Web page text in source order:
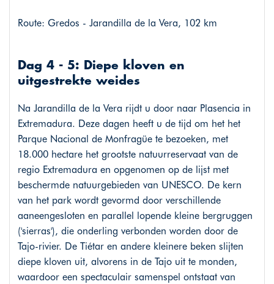
Route: Gredos - Jarandilla de la Vera, 102 km
Dag 4 - 5: Diepe kloven en
uitgestrekte weides
Na Jarandilla de la Vera rijdt u door naar Plasencia in
Extremadura. Deze dagen heeft u de tijd om het het
Parque Nacional de Monfragüe te bezoeken, met
18.000 hectare het grootste natuurreservaat van de
regio Extremadura en opgenomen op de lijst met
beschermde natuurgebieden van UNESCO. De kern
van het park wordt gevormd door verschillende
aaneengesloten en parallel lopende kleine bergruggen
('sierras'), die onderling verbonden worden door de
Tajo-rivier. De Tiétar en andere kleinere beken slijten
diepe kloven uit, alvorens in de Tajo uit te monden,
waardoor een spectaculair samenspel ontstaat van